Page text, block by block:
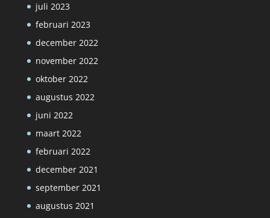
juli 2023
februari 2023
december 2022
november 2022
oktober 2022
augustus 2022
juni 2022
maart 2022
februari 2022
december 2021
september 2021
augustus 2021